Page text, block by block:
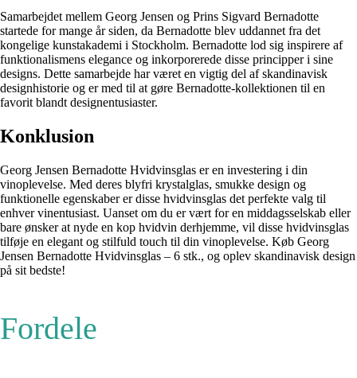
Samarbejdet mellem Georg Jensen og Prins Sigvard Bernadotte
startede for mange år siden, da Bernadotte blev uddannet fra det
kongelige kunstakademi i Stockholm. Bernadotte lod sig inspirere af
funktionalismens elegance og inkorporerede disse principper i sine
designs. Dette samarbejde har været en vigtig del af skandinavisk
designhistorie og er med til at gøre Bernadotte-kollektionen til en
favorit blandt designentusiaster.
Konklusion
Georg Jensen Bernadotte Hvidvinsglas er en investering i din
vinoplevelse. Med deres blyfri krystalglas, smukke design og
funktionelle egenskaber er disse hvidvinsglas det perfekte valg til
enhver vinentusiast. Uanset om du er vært for en middagsselskab eller
bare ønsker at nyde en kop hvidvin derhjemme, vil disse hvidvinsglas
tilføje en elegant og stilfuld touch til din vinoplevelse. Køb Georg
Jensen Bernadotte Hvidvinsglas – 6 stk., og oplev skandinavisk design
på sit bedste!
Fordele